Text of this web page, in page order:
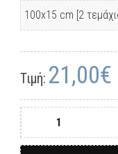
Τιμή: 21,00€